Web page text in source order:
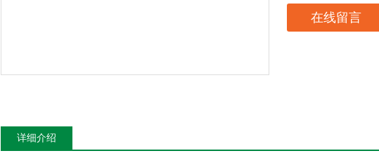
在线留言
详细介绍